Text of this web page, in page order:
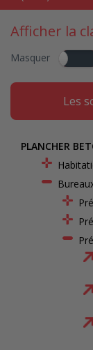
Afficher la
Masquer
Les
PLANCHER